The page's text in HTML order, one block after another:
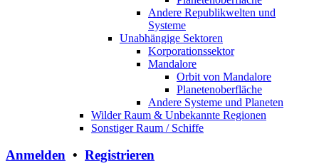
Andere Republikwelten und
Systeme
Unabhängige Sektoren
Korporationssektor
Mandalore
Orbit von Mandalore
Planetenoberfläche
Andere Systeme und Planeten
Wilder Raum & Unbekannte Regionen
Sonstiger Raum / Schiffe
Anmelden • Registrieren